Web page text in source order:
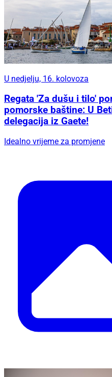
U nedjelju, 16. kolovoza
Regata 'Za dušu i tilo'
pomorske baštine: U
delegacija iz Gaete!
Idealno vrijeme za promjene